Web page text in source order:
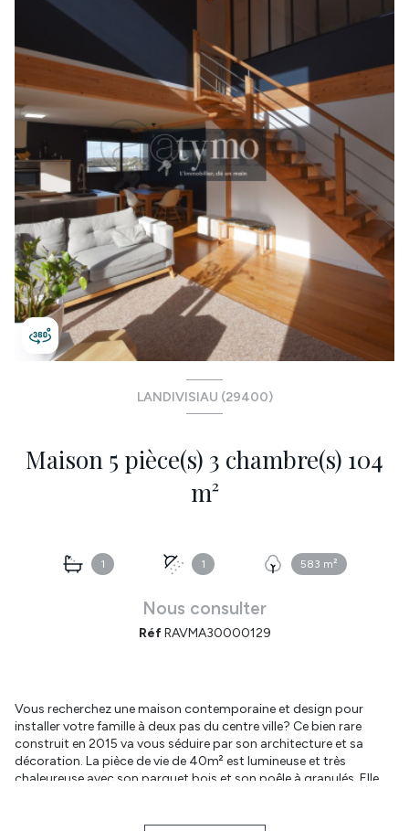
LANDIVISIAU (29400)
Maison 5 pièce(s) 3 chambre(s) 104
m²
1 1 583 m²
Nous consulter
RéfRAVMA30000129
Vous recherchez une maison contemporaine et design pour
installer votre famille à deux pas du centre ville? Ce bien rare
construit en 2015 va vous séduire par son architecture et sa
décoration. La pièce de vie de 40m² est lumineuse et très
chaleureuse avec son parquet bois et son poêle à granulés. Elle